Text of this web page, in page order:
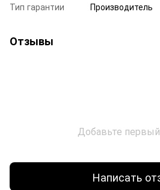
Тип гарантии
Производитель
Отзывы
Добавьте
Написать